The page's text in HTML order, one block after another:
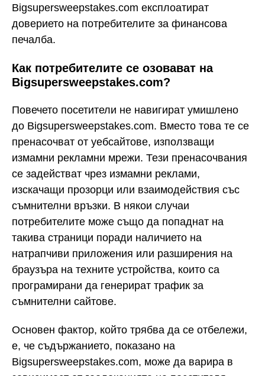
Bigsupersweepstakes.com експлоатират
доверието на потребителите за финансова
печалба.
Как потребителите се озовават на
Bigsupersweepstakes.com?
Повечето посетители не навигират умишлено
до Bigsupersweepstakes.com. Вместо това те се
пренасочват от уебсайтове, използващи
измамни рекламни мрежи. Тези пренасочвания
се задействат чрез измамни реклами,
изскачащи прозорци или взаимодействия със
съмнителни връзки. В някои случаи
потребителите може също да попаднат на
такива страници поради наличието на
натрапчиви приложения или разширения на
браузъра на техните устройства, които са
програмирани да генерират трафик за
съмнителни сайтове.
Основен фактор, който трябва да се отбележи,
е, че съдържанието, показано на
Bigsupersweepstakes.com, може да варира в